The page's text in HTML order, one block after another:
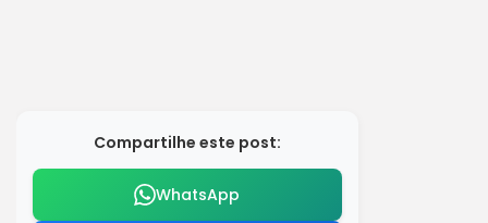
Compartilhe este post:
WhatsApp